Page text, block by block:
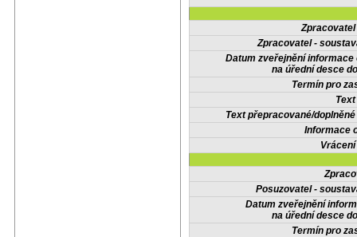
Zpracovatel -
Datum zveřejnění informace
na úřední desce
Termín pro
Text přepracované/
Informace
Posuzovatel -
Datum zveřejnění
na úřední desce
Termín pro